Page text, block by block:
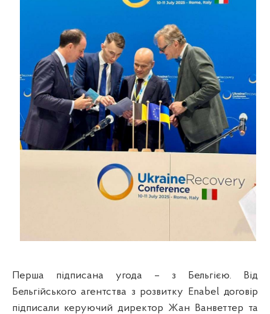
Перша підписана угода – з Бельгією. Від
Бельгійського агентства з розвитку Enabel договір
підписали керуючий директор Жан Ванветтер та